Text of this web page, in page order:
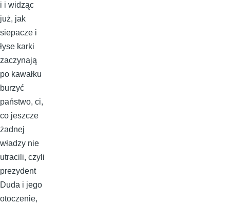
i i widząc
już, jak
siepacze i
łyse karki
zaczynają
po kawałku
burzyć
państwo, ci,
co jeszcze
żadnej
władzy nie
utracili, czyli
prezydent
Duda i jego
otoczenie,